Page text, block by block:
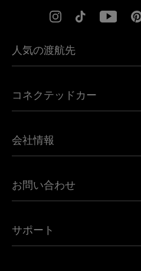
人気の渡航先
ヨーロッパ向けeSIM
カナダ向けeSIM
アフリカ向けeSIM
すべての目的地を見る
コネクテッドカー
Land Rover向けUbigi
Jeep向けUbigi
Mini向けUbigi
Maserati向けUbigi
会社情報
Ubigi関連プレス
Ubigiアプリ
お問い合わせ
アフェリエイトプログラム
サポート